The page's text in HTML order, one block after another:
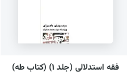
فقه استدلالی (جلد ۱) (کتاب طه)